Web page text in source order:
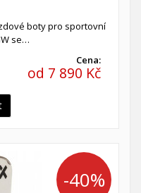
boty pro sportovní
se…
Cena:
od 7 890 Kč
-40%